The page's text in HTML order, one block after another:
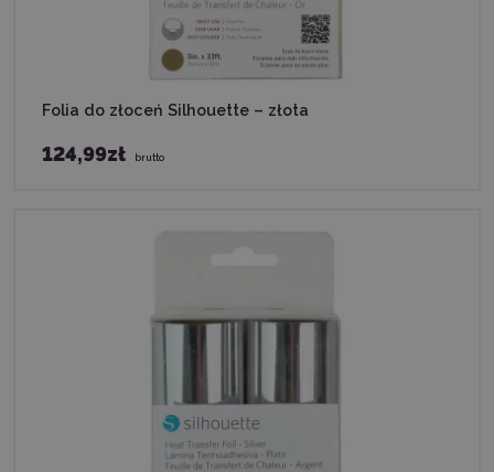
Folia do złoceń Silhouette – złota
124,99zł brutto